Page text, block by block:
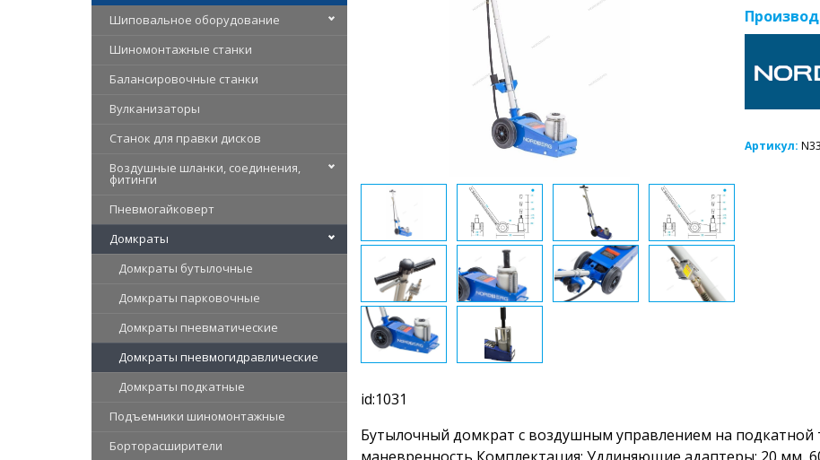
Шиповальное оборудование
Шиномонтажные станки
Балансировочные станки
Вулканизаторы
Станок для правки дисков
Воздушные шланки, соединения,
фитинги
Пневмогайковерт
Домкраты
Домкраты бутылочные
Домкраты парковочные
Домкраты пневматические
Домкраты пневмогидравлические
Домкраты подкатные
Подъемники шиномонтажные
Борторасширители
Артикул:
id:1031
Бутылочный домкрат с воздушным управлением на